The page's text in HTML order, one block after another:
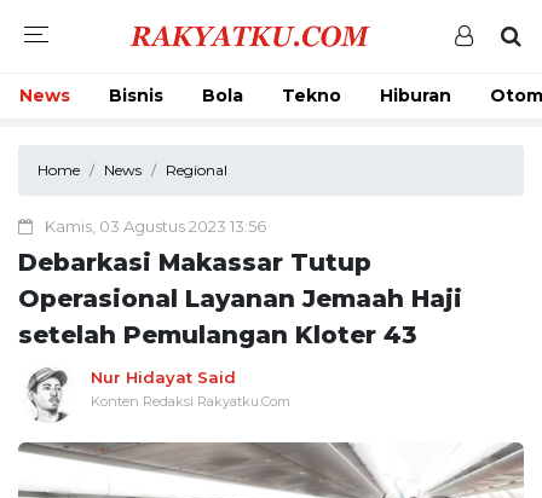
News Bisnis Bola Tekno Hiburan
Home News Regional
Kamis, 03 Agustus 2023 13:56
Debarkasi Makassar Tutup
Operasional Layanan Jemaah Haji
setelah Pemulangan Kloter 43
Nur Hidayat Said
Konten Redaksi Rakyatku.Com